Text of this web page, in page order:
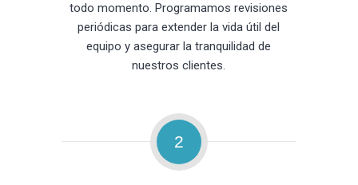
todo momento. Programamos revisiones
periódicas para extender la vida útil del
equipo y asegurar la tranquilidad de
nuestros clientes.
2